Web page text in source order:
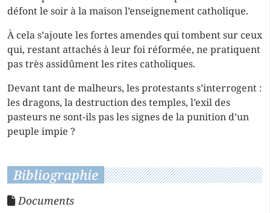
défont le soir à la maison l’enseignement catholique.
À cela s’ajoute les fortes amendes qui tombent sur ceux
qui, restant attachés à leur foi réformée, ne pratiquent
pas très assidûment les rites catholiques.
Devant tant de malheurs, les protestants s’interrogent :
les dragons, la destruction des temples, l’exil des
pasteurs ne sont-ils pas les signes de la punition d’un
peuple impie ?
Bibliographie
Documents